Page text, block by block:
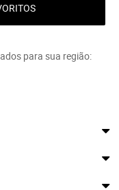
para sua região: